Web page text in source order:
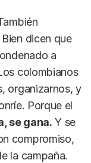
dicen que
a
colombianos
organizarnos, y
Porque el
se gana. Y se
compromiso,
la campaña.